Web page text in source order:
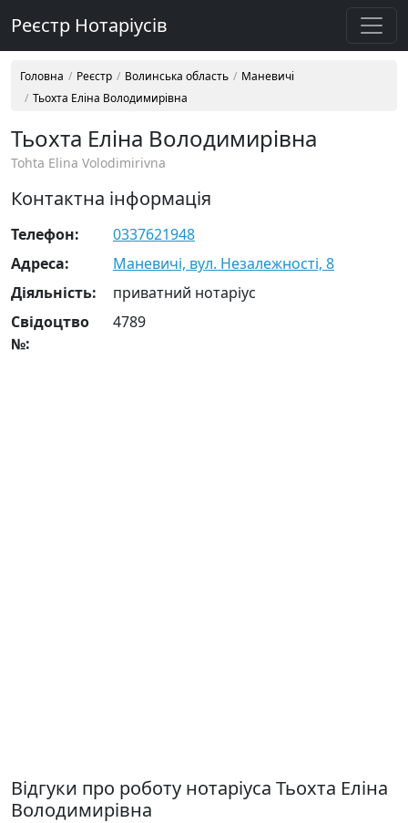
Реєстр Нотаріусів
Головна Реєстр Волинська область
Маневичі
Тьохта Еліна Володимирівна
Тьохта Еліна Володимирівна
Tohta Elina Volodimirivna
Контактна інформація
Телефон:
0337621948
Адреса:
Маневичі, вул. Незалежності, 8
Діяльність:
приватний нотаріус
Свідоцтво
№:
4789
Відгуки про роботу нотаріуса Тьохта Еліна
Володимирівна